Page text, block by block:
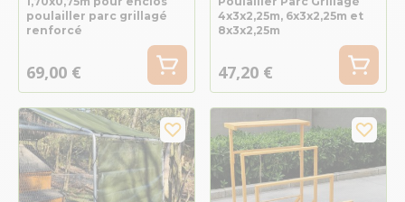
poulailler parc grillagé
renforcé
69,00 €
4x3x2,25m, 6x3x2,25m et
8x3x2,25m
47,20 €